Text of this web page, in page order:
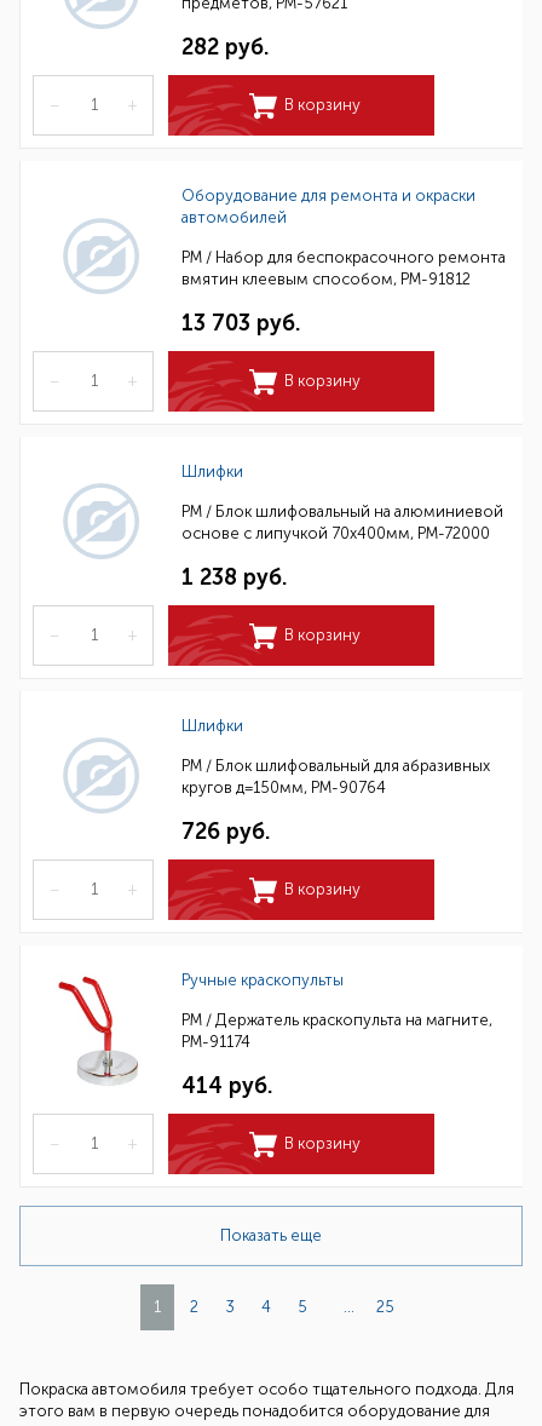
282 руб.
– + В корзину
Оборудование для ремонта и окраски
автомобилей
РМ / Набор для беспокрасочного ремонта
вмятин клеевым способом, РМ-91812
13 703 руб.
– + В корзину
Шлифки
РМ / Блок шлифовальный на алюминиевой
основе с липучкой 70х400мм, РМ-72000
1 238 руб.
– + В корзину
Шлифки
РМ / Блок шлифовальный для абразивных
кругов д=150мм, РМ-90764
726 руб.
– + В корзину
Ручные краскопульты
РМ / Держатель краскопульта на магните,
РМ-91174
414 руб.
– + В корзину
Показать еще
1 2 3 4 5 ... 25
Покраска автомобиля требует особо тщательного подхода. Для
этого вам в первую очередь понадобится оборудование для